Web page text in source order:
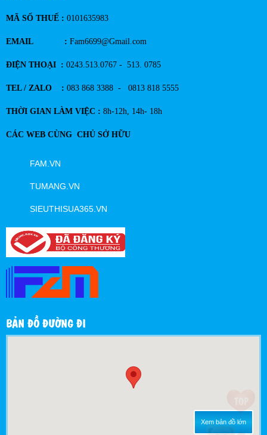
MÃ SỐ THUẾ : 0101635983
EMAIL : Fam6699@Gmail.com
ĐIỆN THOẠI : 0243.513.0767 - 513. 0785
TEL / ZALO : 083 868 3388 - 0813 818 5555
THỜI GIAN LÀM VIỆC : 8h-12h, 14h- 18h
CÁC WEB CÙNG CHỦ SỞ HỮU
FAM.VN
TUMANG.VN
SIEUTHISUA365.VN
BẢN ĐỒ ĐƯỜNG ĐI
Xem bản đồ lớn